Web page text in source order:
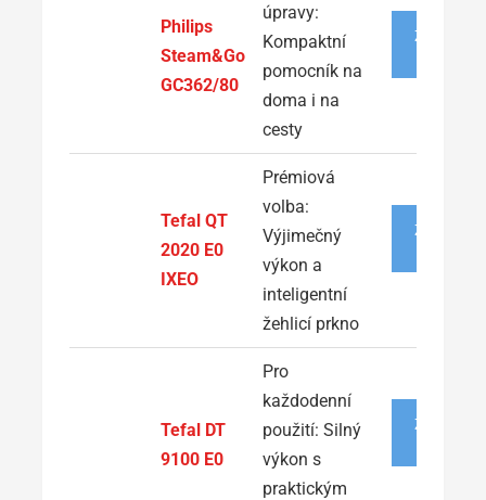
Philips
Steam&Go
GC362/80
úpravy:
Kompaktní
pomocník na
doma i na
cesty
ZOBRAZIT
Tefal QT
2020 E0
IXEO
Prémiová
volba:
Výjimečný
výkon a
inteligentní
žehlicí prkno
ZOBRAZIT
Tefal DT
9100 E0
Pro
každodenní
použití: Silný
výkon s
praktickým
ZOBRAZIT